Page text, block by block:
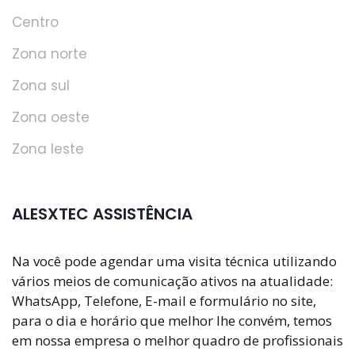
Centro
Zona norte
Zona sul
Zona oeste
Zona leste
ALESXTEC ASSISTÊNCIA
Na você pode agendar uma visita técnica utilizando
vários meios de comunicação ativos na atualidade:
WhatsApp, Telefone, E-mail e formulário no site,
para o dia e horário que melhor lhe convém, temos
em nossa empresa o melhor quadro de profissionais